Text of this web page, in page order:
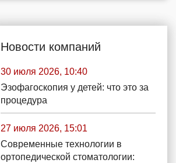
Новости компаний
30 июля 2026, 10:40
Эзофагоскопия у детей: что это за
процедура
27 июля 2026, 15:01
Современные технологии в
ортопедической стоматологии: